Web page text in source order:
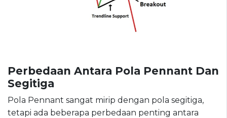
Perbedaan Antara Pola Pennant Dan
Segitiga
Pola Pennant sangat mirip dengan pola segitiga,
tetapi ada beberapa perbedaan penting antara